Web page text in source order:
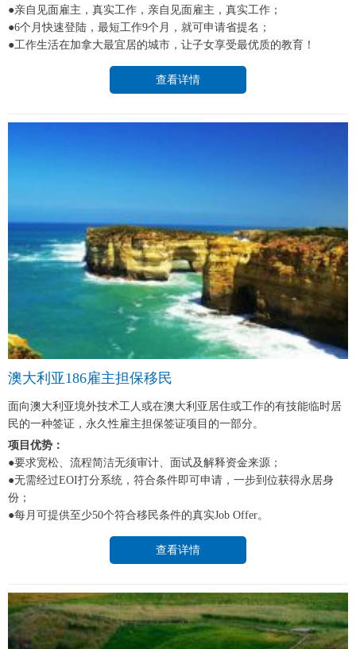
●亲自见面雇主，真实工作，亲自见面雇主，真实工作；
●6个月快速登陆，最短工作9个月，就可申请省提名；
●工作生活在加拿大最宜居的城市，让子女享受最优质的教育！
查看详情
澳大利亚186雇主担保移民
面向澳大利亚境外技术工人或在澳大利亚居住或工作的有技能临时居
民的一种签证，永久性雇主担保签证项目的一部分。
项目优势：
●要求宽松、流程简洁无须审计、面试及解释资金来源；
●无需经过EOI打分系统，符合条件即可申请，一步到位获得永居身
份；
●每月可提供至少50个符合移民条件的真实Job Offer。
查看详情